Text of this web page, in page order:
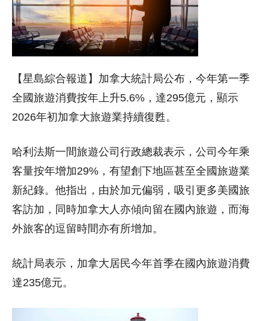
【星島綜合報道】加拿大統計局公布，今年第一季
全國旅遊消費按年上升5.6%，達295億元，顯示
2026年初加拿大旅遊業持續復甦。
哈利法斯一間旅遊公司行政總裁表示，公司今年乘
客量按年增加29%，有望創下地區甚至全國旅遊業
新紀錄。他指出，由於加元偏弱，吸引更多美國旅
客訪加，同時加拿大人亦傾向留在國內旅遊，而海
外旅客的逗留時間亦有所增加。
統計局表示，加拿大居民今年首季在國內旅遊消費
達235億元。